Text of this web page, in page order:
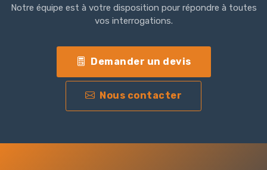
Notre équipe est à votre disposition pour répondre à toutes
vos interrogations.
Demander un devis
Nous contacter